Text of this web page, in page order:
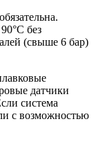
без
(свыше 6 бар)
датчики
система
с возможностью